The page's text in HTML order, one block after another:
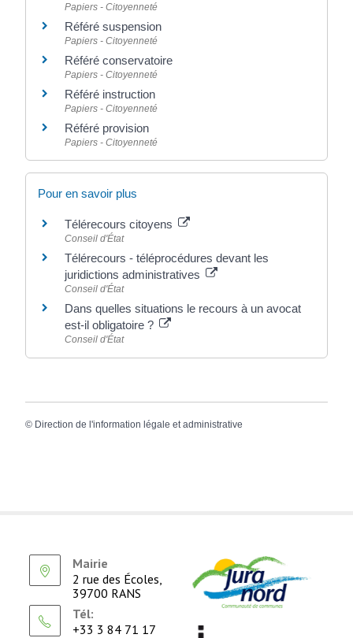
Papiers - Citoyenneté
Référé suspension
Papiers - Citoyenneté
Référé conservatoire
Papiers - Citoyenneté
Référé instruction
Papiers - Citoyenneté
Référé provision
Papiers - Citoyenneté
Pour en savoir plus
Télérecours citoyens
Conseil d'État
Télérecours - téléprocédures devant les
juridictions administratives
Conseil d'État
Dans quelles situations le recours à un avocat
est-il obligatoire ?
Conseil d'État
© Direction de l'information légale et administrative
Mairie
2 rue des Écoles,
39700 RANS
Tél:
+33 3 84 71 17